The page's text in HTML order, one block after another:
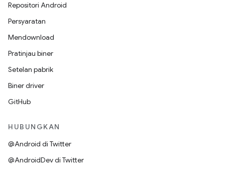
Repositori Android
Persyaratan
Mendownload
Pratinjau biner
Setelan pabrik
Biner driver
GitHub
HUBUNGKAN
@Android di Twitter
@AndroidDev di Twitter